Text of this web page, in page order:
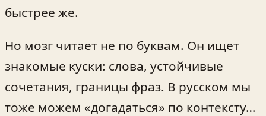
быстрее же.
Но мозг читает не по буквам. Он ищет
знакомые куски: слова, устойчивые
сочетания, границы фраз. В русском мы
тоже можем «догадаться» по контексту…